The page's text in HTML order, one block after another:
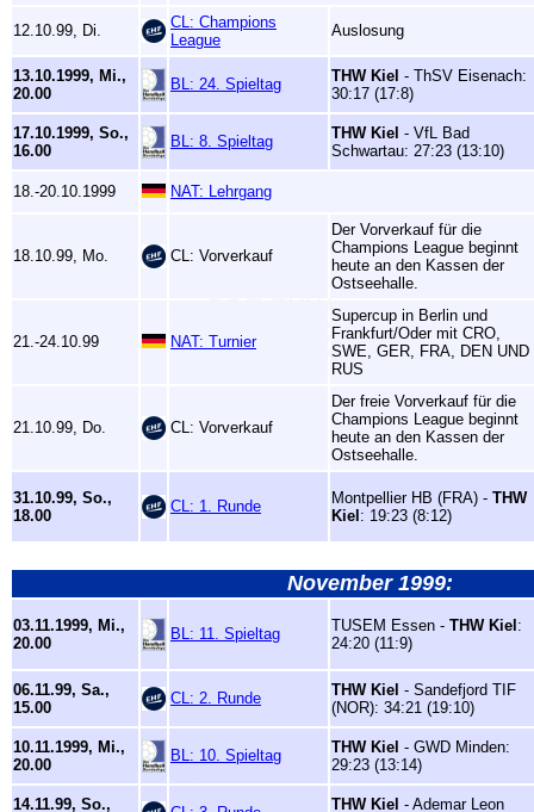
12.10.99, Di.
CL: Champions
League
Auslosung
13.10.1999, Mi.,
20.00
BL: 24. Spieltag THW Kiel - ThSV Eisenach:
30:17 (17:8)
17.10.1999, So.,
16.00
BL: 8. Spieltag THW Kiel - VfL Bad
Schwartau: 27:23 (13:10)
18.-20.10.1999 NAT: Lehrgang
18.10.99, Mo. CL: Vorverkauf
Der Vorverkauf für die
Champions League beginnt
heute an den Kassen der
Ostseehalle.
21.-24.10.99 NAT: Turnier
Supercup in Berlin und
Frankfurt/Oder mit CRO,
SWE, GER, FRA, DEN UND
RUS
21.10.99, Do. CL: Vorverkauf
Der freie Vorverkauf für die
Champions League beginnt
heute an den Kassen der
Ostseehalle.
31.10.99, So.,
18.00
CL: 1. Runde Montpellier HB (FRA) - THW
Kiel : 19:23 (8:12)
November 1999:
03.11.1999, Mi.,
20.00
BL: 11. Spieltag TUSEM Essen - THW Kiel :
24:20 (11:9)
06.11.99, Sa.,
15.00
CL: 2. Runde THW Kiel - Sandefjord TIF
(NOR): 34:21 (19:10)
10.11.1999, Mi.,
20.00
BL: 10. Spieltag THW Kiel - GWD Minden:
29:23 (13:14)
14.11.99, So.,
THW Kiel - Ademar Leon